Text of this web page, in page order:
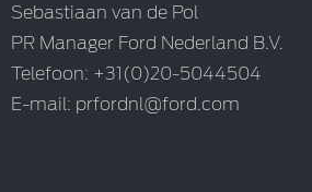
Sebastiaan van de Pol
PR Manager Ford Nederland B.V.
Telefoon: +31(0)20-5044504
E-mail: prfordnl@ford.com